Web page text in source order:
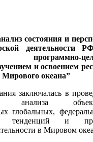
состояния и
деятельности
программно-
и освоением
Мирового океана”
заключалась в
анализа
глобальных,
тенденций и
в Мировом